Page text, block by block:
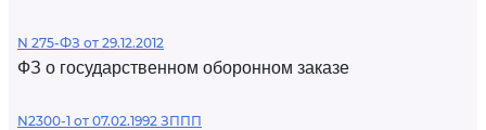
N 275-ФЗ от 29.12.2012
ФЗ о государственном оборонном заказе
N2300-1 от 07.02.1992 ЗППП